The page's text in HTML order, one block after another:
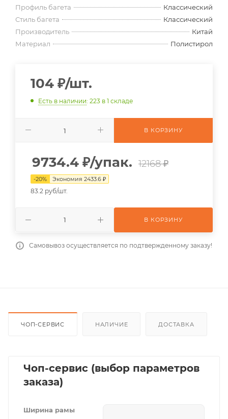
Профиль багета
Классический
Стиль багета
Классический
Производитель
Китай
Материал
Полистирол
104 ₽/шт.
Есть в наличии: 223 в 1 складе
В КОРЗИНУ
9734.4 ₽/упак. 12168 ₽
-20% Экономия 2433.6 ₽
83.2 руб/шт.
В КОРЗИНУ
Самовывоз осуществляется по подтвержденному заказу!
ЧОП-СЕРВИС НАЛИЧИЕ ДОСТАВКА
Чоп-сервис (выбор параметров
заказа)
Ширина рамы